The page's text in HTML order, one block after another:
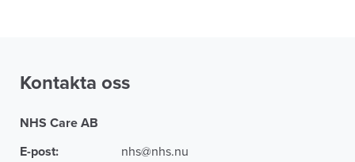
Kontakta oss
NHS Care AB
E-post:
nhs@nhs.nu